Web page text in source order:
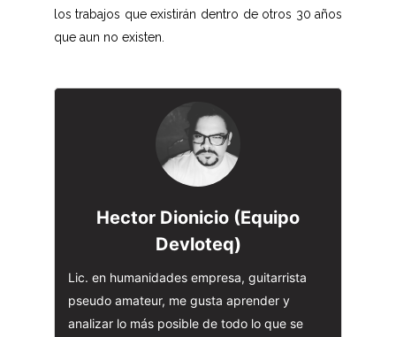
los trabajos que existirán dentro de otros 30 años
que aun no existen.
Hector Dionicio (Equipo
Devloteq)
Lic. en humanidades empresa, guitarrista
pseudo amateur, me gusta aprender y
analizar lo más posible de todo lo que se